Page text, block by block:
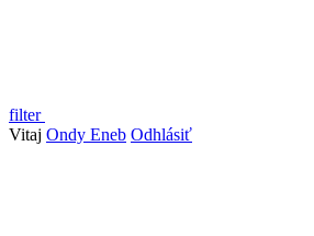
filter
Vitaj Ondy Eneb Odhlásiť